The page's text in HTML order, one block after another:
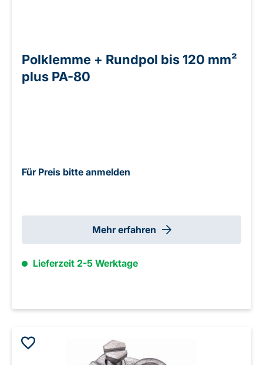
Polklemme + Rundpol bis 120 mm²
plus PA-80
Für Preis bitte anmelden
Mehr erfahren
Lieferzeit 2-5 Werktage